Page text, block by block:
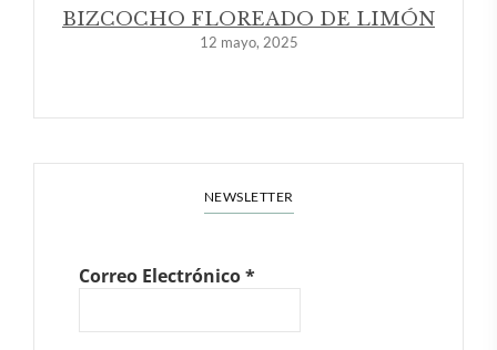
BIZCOCHO FLOREADO DE LIMÓN
12 mayo, 2025
NEWSLETTER
Correo Electrónico*